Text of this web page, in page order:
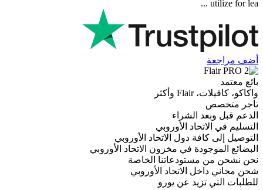
Fast delivery. Good
I absolutely love 4barista. I
delivery box. I love that they